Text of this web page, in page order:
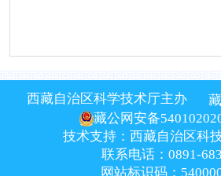
西藏自治区科学技术厅主办
藏公网安备
技术支持：西藏自治区科
联系电话：0891-
网站标识码：